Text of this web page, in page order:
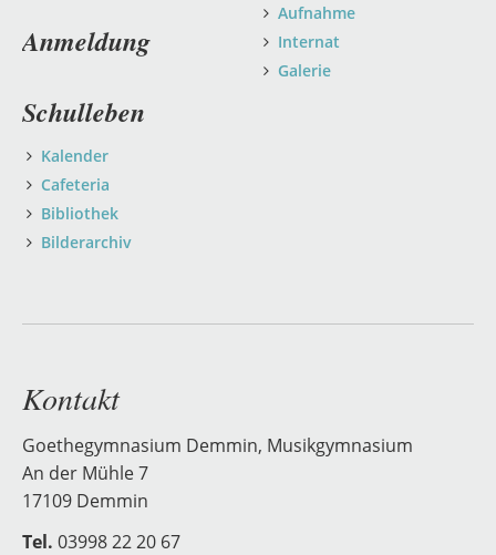
Aufnahme
Internat
Galerie
Anmeldung
Schulleben
Kalender
Cafeteria
Bibliothek
Bilderarchiv
Kontakt
Goethegymnasium Demmin, Musikgymnasium
An der Mühle 7
17109 Demmin
Tel. 03998 22 20 67